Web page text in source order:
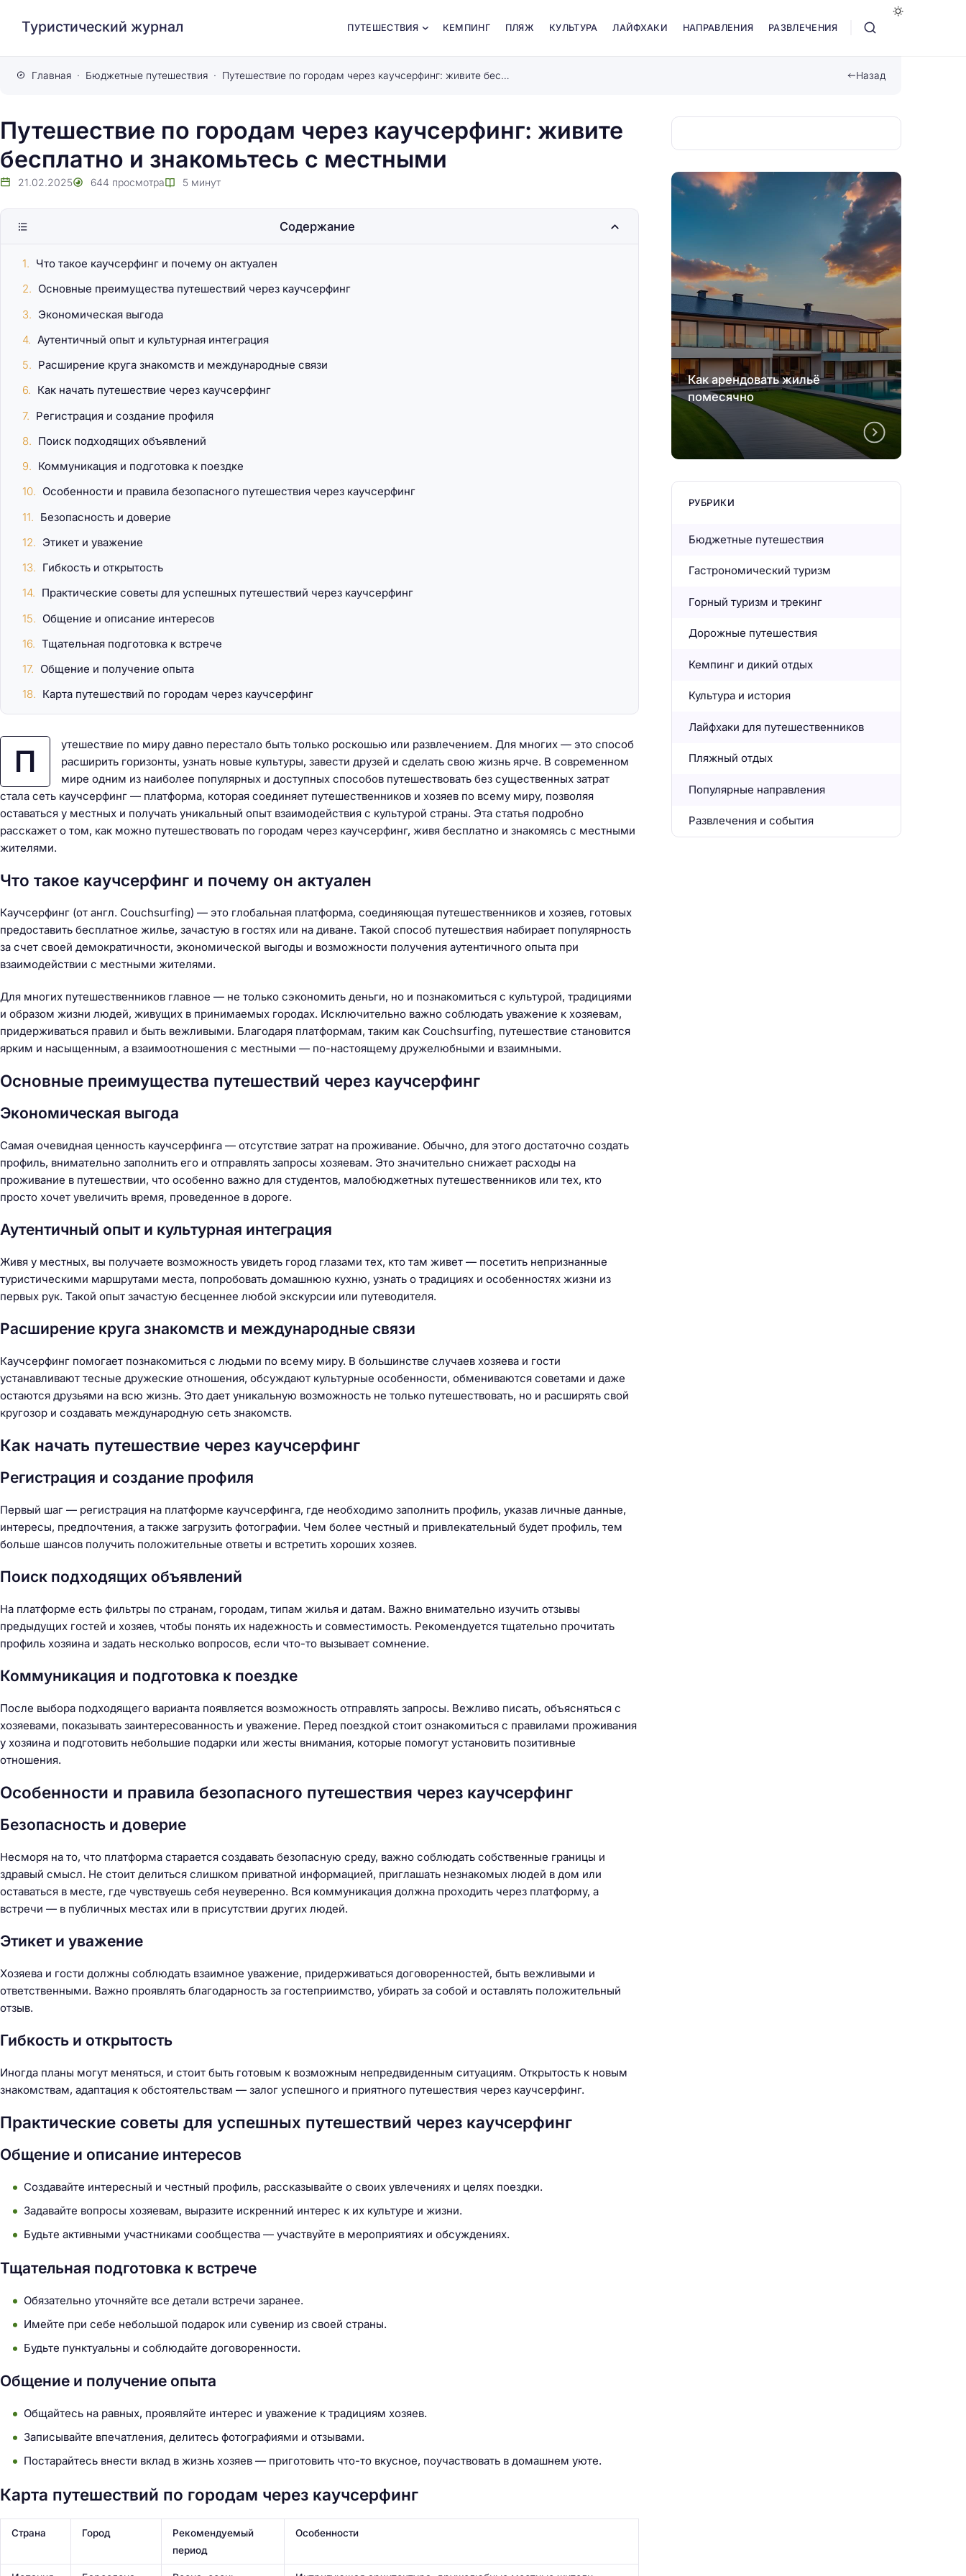
Туристический журнал ПУТЕШЕСТВИЯ КЕМПИНГ ПЛЯЖ КУЛЬТУРА ЛАЙФХАКИ НАПРАВЛЕНИЯ РАЗВЛЕЧЕНИЯ
Главная Бюджетные путешествия Путешествие по городам через каучсерфинг: живите бесплатно и знакомьтесь с местными Назад
Путешествие по городам через каучсерфинг: живите
бесплатно и знакомьтесь с местными
21.02.2025 644 просмотра 5 минут
П
утешествие по миру давно перестало быть только роскошью или развлечением. Для многих — это способ
расширить горизонты, узнать новые культуры, завести друзей и сделать свою жизнь ярче. В современном
мире одним из наиболее популярных и доступных способов путешествовать без существенных затрат
стала сеть каучсерфинг — платформа, которая соединяет путешественников и хозяев по всему миру, позволяя
оставаться у местных и получать уникальный опыт взаимодействия с культурой страны. Эта статья подробно
расскажет о том, как можно путешествовать по городам через каучсерфинг, живя бесплатно и знакомясь с местными
жителями.
Что такое каучсерфинг и почему он актуален
Каучсерфинг (от англ. Couchsurfing) — это глобальная платформа, соединяющая путешественников и хозяев, готовых
предоставить бесплатное жилье, зачастую в гостях или на диване. Такой способ путешествия набирает популярность
за счет своей демократичности, экономической выгоды и возможности получения аутентичного опыта при
взаимодействии с местными жителями.
Для многих путешественников главное — не только сэкономить деньги, но и познакомиться с культурой, традициями
и образом жизни людей, живущих в принимаемых городах. Исключительно важно соблюдать уважение к хозяевам,
придерживаться правил и быть вежливыми. Благодаря платформам, таким как Couchsurfing, путешествие становится
ярким и насыщенным, а взаимоотношения с местными — по-настоящему дружелюбными и взаимными.
Основные преимущества путешествий через каучсерфинг
Экономическая выгода
Самая очевидная ценность каучсерфинга — отсутствие затрат на проживание. Обычно, для этого достаточно создать
профиль, внимательно заполнить его и отправлять запросы хозяевам. Это значительно снижает расходы на
проживание в путешествии, что особенно важно для студентов, малобюджетных путешественников или тех, кто
просто хочет увеличить время, проведенное в дороге.
Аутентичный опыт и культурная интеграция
Живя у местных, вы получаете возможность увидеть город глазами тех, кто там живет — посетить непризнанные
туристическими маршрутами места, попробовать домашнюю кухню, узнать о традициях и особенностях жизни из
первых рук. Такой опыт зачастую бесценнее любой экскурсии или путеводителя.
Расширение круга знакомств и международные связи
Каучсерфинг помогает познакомиться с людьми по всему миру. В большинстве случаев хозяева и гости
устанавливают тесные дружеские отношения, обсуждают культурные особенности, обмениваются советами и даже
остаются друзьями на всю жизнь. Это дает уникальную возможность не только путешествовать, но и расширять свой
кругозор и создавать международную сеть знакомств.
Как начать путешествие через каучсерфинг
Регистрация и создание профиля
Первый шаг — регистрация на платформе каучсерфинга, где необходимо заполнить профиль, указав личные данные,
интересы, предпочтения, а также загрузить фотографии. Чем более честный и привлекательный будет профиль, тем
больше шансов получить положительные ответы и встретить хороших хозяев.
Поиск подходящих объявлений
На платформе есть фильтры по странам, городам, типам жилья и датам. Важно внимательно изучить отзывы
предыдущих гостей и хозяев, чтобы понять их надежность и совместимость. Рекомендуется тщательно прочитать
профиль хозяина и задать несколько вопросов, если что-то вызывает сомнение.
Коммуникация и подготовка к поездке
После выбора подходящего варианта появляется возможность отправлять запросы. Вежливо писать, объясняться с
хозяевами, показывать заинтересованность и уважение. Перед поездкой стоит ознакомиться с правилами проживания
у хозяина и подготовить небольшие подарки или жесты внимания, которые помогут установить позитивные
отношения.
Особенности и правила безопасного путешествия через каучсерфинг
Безопасность и доверие
Несморя на то, что платформа старается создавать безопасную среду, важно соблюдать собственные границы и
здравый смысл. Не стоит делиться слишком приватной информацией, приглашать незнакомых людей в дом или
оставаться в месте, где чувствуешь себя неуверенно. Вся коммуникация должна проходить через платформу, а
встречи — в публичных местах или в присутствии других людей.
Этикет и уважение
Хозяева и гости должны соблюдать взаимное уважение, придерживаться договоренностей, быть вежливыми и
ответственными. Важно проявлять благодарность за гостеприимство, убирать за собой и оставлять положительный
отзыв.
Гибкость и открытость
Иногда планы могут меняться, и стоит быть готовым к возможным непредвиденным ситуациям. Открытость к новым
знакомствам, адаптация к обстоятельствам — залог успешного и приятного путешествия через каучсерфинг.
Практические советы для успешных путешествий через каучсерфинг
Общение и описание интересов
Создавайте интересный и честный профиль, рассказывайте о своих увлечениях и целях поездки.
Задавайте вопросы хозяевам, выразите искренний интерес к их культуре и жизни.
Будьте активными участниками сообщества — участвуйте в мероприятиях и обсуждениях.
Тщательная подготовка к встрече
Обязательно уточняйте все детали встречи заранее.
Имейте при себе небольшой подарок или сувенир из своей страны.
Будьте пунктуальны и соблюдайте договоренности.
Общение и получение опыта
Общайтесь на равных, проявляйте интерес и уважение к традициям хозяев.
Записывайте впечатления, делитесь фотографиями и отзывами.
Постарайтесь внести вклад в жизнь хозяев — приготовить что-то вкусное, поучаствовать в домашнем уюте.
Карта путешествий по городам через каучсерфинг
Страна Город
Рекомендуемый
период
Особенности
Содержание
Что такое каучсерфинг и почему он актуален
Основные преимущества путешествий через каучсерфинг
Экономическая выгода
Аутентичный опыт и культурная интеграция
Расширение круга знакомств и международные связи
Как начать путешествие через каучсерфинг
Регистрация и создание профиля
Поиск подходящих объявлений
Коммуникация и подготовка к поездке
Особенности и правила безопасного путешествия через каучсерфинг
Безопасность и доверие
Этикет и уважение
Гибкость и открытость
Практические советы для успешных путешествий через каучсерфинг
Общение и описание интересов
Тщательная подготовка к встрече
Общение и получение опыта
Карта путешествий по городам через каучсерфинг
помесячно
Как арендовать жильё
помесячно
РУБРИКИ
Бюджетные путешествия
Гастрономический туризм
Горный туризм и трекинг
Дорожные путешествия
Кемпинг и дикий отдых
Культура и история
Лайфхаки для путешественников
Пляжный отдых
Популярные направления
Развлечения и события
й
т
и